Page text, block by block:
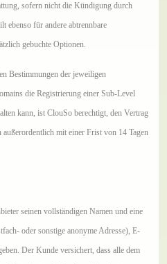
sofern nicht die Kündigung durch
ebenso für andere abtrennbare
gebuchte Optionen.
Bestimmungen der jeweiligen
die Registrierung einer Sub-Level
kann, ist ClouSo berechtigt, den Vertrag
mit einer Frist von 14 Tagen
seinen vollständigen Namen und eine
oder sonstige anonyme Adresse), E-
Der Kunde versichert, dass alle dem